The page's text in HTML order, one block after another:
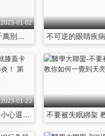
2023-01-02
一日之計在於晨 千萬別讓自己昏昏沉沉 第253集
2023-01-23
天冷就膝蓋卡卡？小心退化性關節炎！ 第259集